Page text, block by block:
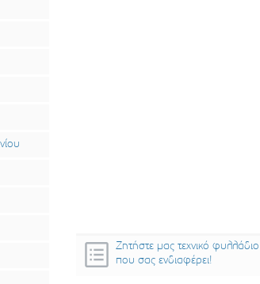
Ζητήστε μας τεχνικό
που σας ενδιαφέρει!